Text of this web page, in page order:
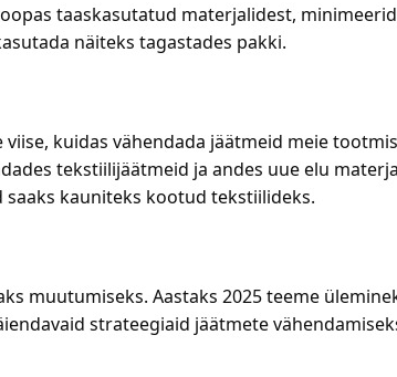
taaskasutatud materjalidest,
näiteks tagastades pakki.
kuidas vähendada jäätmeid meie
tekstiilijäätmeid ja andes uue elu
kauniteks kootud tekstiilideks.
muutumiseks. Aastaks 2025 teeme
strateegiaid jäätmete